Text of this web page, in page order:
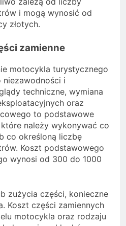
i mogą wynosić od
złotych.
zamienne
motocykla turystycznego
i
techniczne, wymiana
oraz
to podstawowe
należy wykonywać co
co określoną liczbę
Koszt podstawowego
wynosi od 300 do 1000
zużycia części, konieczne
Koszt części zamiennych
motocykla oraz rodzaju